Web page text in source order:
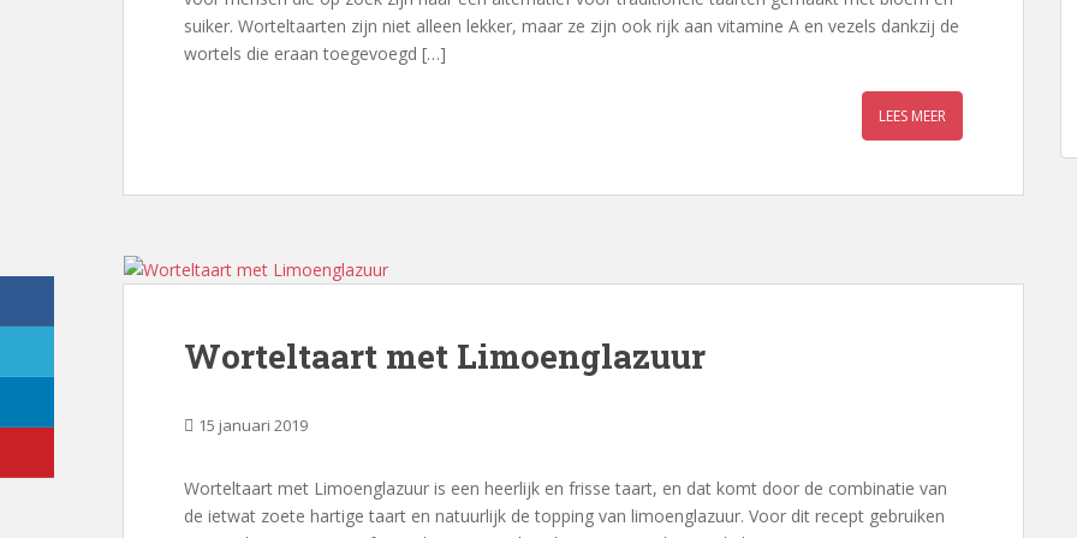
suiker. Worteltaarten zijn niet alleen lekker, maar ze zijn ook rijk aan vitamine A en vezels dankzij de
wortels die eraan toegevoegd […]
LEES MEER
Worteltaart met Limoenglazuur
15 januari 2019
Worteltaart met Limoenglazuur is een heerlijk en frisse taart, en dat komt door de combinatie van
de ietwat zoete hartige taart en natuurlijk de topping van limoenglazuur. Voor dit recept gebruiken